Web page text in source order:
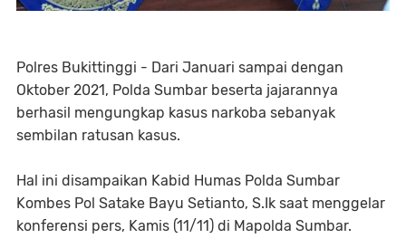
Polres Bukittinggi - Dari Januari sampai dengan
Oktober 2021, Polda Sumbar beserta jajarannya
berhasil mengungkap kasus narkoba sebanyak
sembilan ratusan kasus.
Hal ini disampaikan Kabid Humas Polda Sumbar
Kombes Pol Satake Bayu Setianto, S.Ik saat menggelar
konferensi pers, Kamis (11/11) di Mapolda Sumbar.